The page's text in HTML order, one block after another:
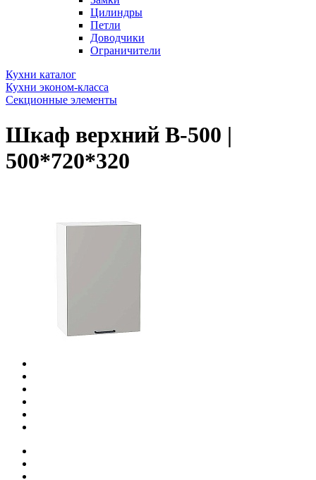
Цилиндры
Петли
Доводчики
Ограничители
Кухни каталог
Кухни эконом-класса
Секционные элементы
Шкаф верхний В-500 |
500*720*320